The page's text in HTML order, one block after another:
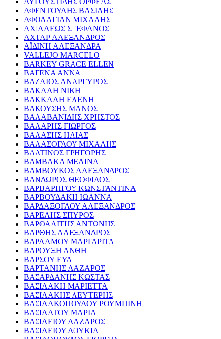
ΑΥΓΟΥΣΤΙΔΗΣ ΟΡΦΕΑΣ
ΑΦΕΝΤΟΥΛΗΣ ΒΑΣΙΛΗΣ
ΑΦΟΛΑΓΙΑΝ ΜΙΧΑΛΗΣ
ΑΧΙΛΛΕΩΣ ΣΤΕΦΑΝΟΣ
ΑΧΤΑΡ ΑΛΕΞΑΝΔΡΟΣ
ΑΪΔΙΝΗ ΑΛΕΞΑΝΔΡΑ
VALLEJO MARCELO
BARKEY GRACE ELLEN
ΒΑΓΕΝΑ ΑΝΝΑ
ΒΑΖΑΙΟΣ ΑΝΑΡΓΥΡΟΣ
ΒΑΚΑΛΗ ΝΙΚΗ
ΒΑΚΚΑΛΗ ΕΛΕΝΗ
ΒΑΚΟΥΣΗΣ ΜΑΝΟΣ
ΒΑΛΑΒΑΝΙΔΗΣ ΧΡΗΣΤΟΣ
ΒΑΛΑΡΗΣ ΓΙΩΡΓΟΣ
ΒΑΛΑΣΗΣ ΗΛΙΑΣ
ΒΑΛΑΣΟΓΛΟΥ ΜΙΧΑΛΗΣ
ΒΑΛΤΙΝΟΣ ΓΡΗΓΟΡΗΣ
ΒΑΜΒΑΚΑ ΜΕΛΙΝΑ
ΒΑΜΒΟΥΚΟΣ ΑΛΕΞΑΝΔΡΟΣ
ΒΑΝΔΩΡΟΣ ΘΕΟΦΙΛΟΣ
ΒΑΡΒΑΡΗΓΟΥ ΚΩΝΣΤΑΝΤΙΝΑ
ΒΑΡΒΟΥΔΑΚΗ ΙΩΑΝΝΑ
ΒΑΡΔΑΞΟΓΛΟΥ ΑΛΕΞΑΝΔΡΟΣ
ΒΑΡΕΛΗΣ ΣΠΥΡΟΣ
ΒΑΡΘΑΛΙΤΗΣ ΑΝΤΩΝΗΣ
ΒΑΡΘΗΣ ΑΛΕΞΑΝΔΡΟΣ
ΒΑΡΛΑΜΟΥ ΜΑΡΓΑΡΙΤΑ
ΒΑΡΟΥΞΗ ΑΝΘΗ
ΒΑΡΣΟΥ ΕΥΑ
ΒΑΡΤΑΝΗΣ ΛΑΖΑΡΟΣ
ΒΑΣΑΡΔΑΝΗΣ ΚΩΣΤΑΣ
ΒΑΣΙΛΑΚΗ ΜΑΡΙΕΤΤΑ
ΒΑΣΙΛΑΚΗΣ ΛΕΥΤΕΡΗΣ
ΒΑΣΙΛΑΚΟΠΟΥΛΟΥ ΡΟΥΜΠΙΝΗ
ΒΑΣΙΛΑΤΟΥ ΜΑΡΙΑ
ΒΑΣΙΛΕΙΟΥ ΛΑΖΑΡΟΣ
ΒΑΣΙΛΕΙΟΥ ΛΟΥΚΙΑ